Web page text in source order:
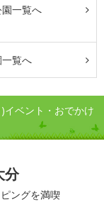
一覧へ
覧へ
イベント・おでかけ
分
ングを満喫